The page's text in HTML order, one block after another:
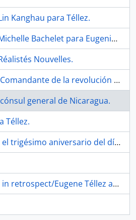
Kanghau para Téllez.
Bachelet para Eugenio Téllez.
Nouvelles.
de la revolución Daniel Ortega.
general de Nicaragua.
Téllez.
aniversario del día de la liberación.
Eugene Téllez at Dresdnere. Reseña.